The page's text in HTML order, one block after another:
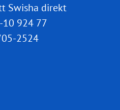
Swisha direkt
924 77
2524